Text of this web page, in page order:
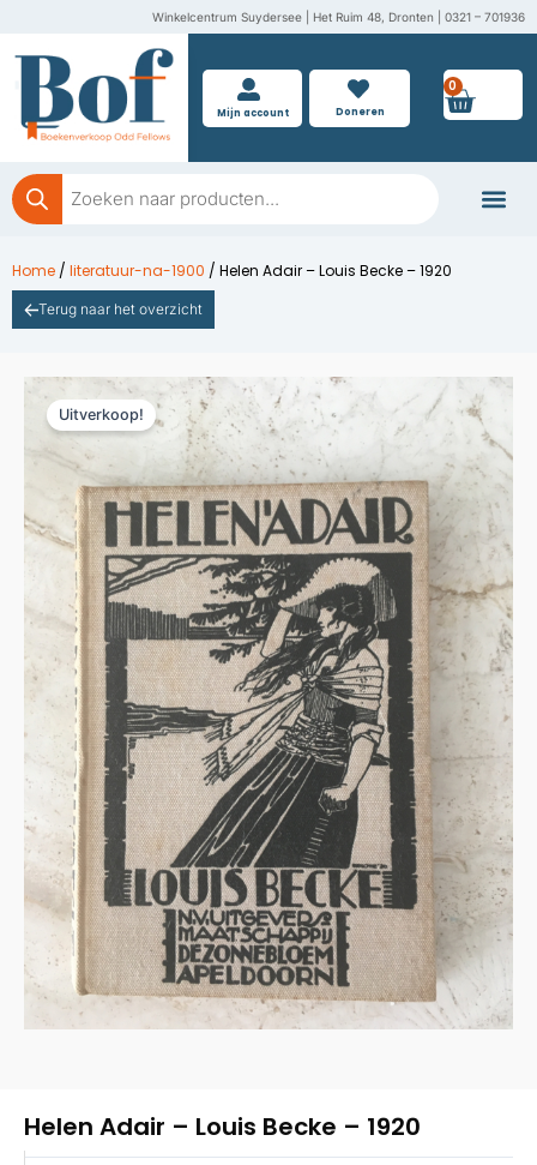
inhoud
Winkelcentrum Suydersee | Het Ruim 48, Dronten | 0321 – 701936
Mijn account Doneren
0
Producten
zoeken
Home / literatuur-na-1900 / Helen Adair – Louis Becke – 1920
Terug naar het overzicht
Uitverkoop!
Helen Adair – Louis Becke – 1920